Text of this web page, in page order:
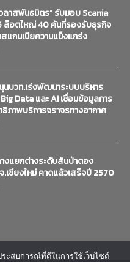
าสพันธมิตร” รับมอบ Scania
ล็อตใหญ่ 40 คันที่รองรับธุรกิจ
แกนเนียความแข็งแกร่ง
นบวท.เร่งพัฒนาระบบบริหาร
Data และ AI เชื่อมข้อมูลการ
ภาพบริการจราจรทางอากาศ
งแยกต่างระดับสันป่าตอง
เชียงใหม่ คาดแล้วเสร็จปี 2570
ะสบการณ์ที่ดีในการใช้เว็บไซต์